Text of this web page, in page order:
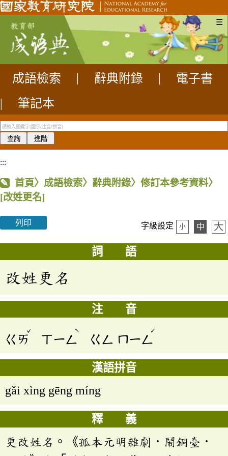
☰
成語檢索 辭典附錄
電子書
|
筆記本
:::
首頁〉成語檢索〉辭典附錄〉修訂本參考資料〉
[改姓更名]
列印 字級設定 小 中 大
詞 語
改姓更名
注 音
ㄍㄞ
ˇ
ㄒㄧㄥ
ˋ
ㄍㄥ ㄇㄧㄥ
ˊ
漢語拼音
gǎi xìng gēng míng
釋 義
更改姓名。《孤本元明雜劇．鬧銅臺．